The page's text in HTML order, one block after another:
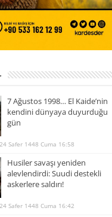
7 Ağustos 1998… El Kaide’nin
kendini dünyaya duyurduğu
gün
Safer 1448 Cuma 16:58
Husiler savaşı yeniden
alevlendirdi: Suudi destekli
askerlere saldırı!
Safer 1448 Cuma 16:42